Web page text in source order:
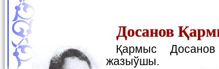
Досанов
Қармыс Досанов — шайыр ҳәм
жазыўшы.